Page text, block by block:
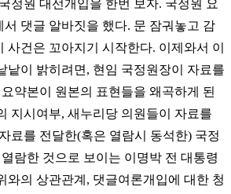
국정원 대선개입을 한번 보자. 국정원 요
서 댓글 알바짓을 했다. 문 잠궈놓고 감
사건은 꼬아지기 시작한다. 이제와서 이
낱이 밝히려면 , 현임 국정원장이 자료를
요약본이 원본의 표현들을 왜곡하게 된
지시여부, 새누리당 의원들이 자료를
료를 전달한(혹은 열람시 동석한) 국정
람한 것으로 보이는 이명박 전 대통령
와의 상관관계 , 댓글여론개입에 대한 청